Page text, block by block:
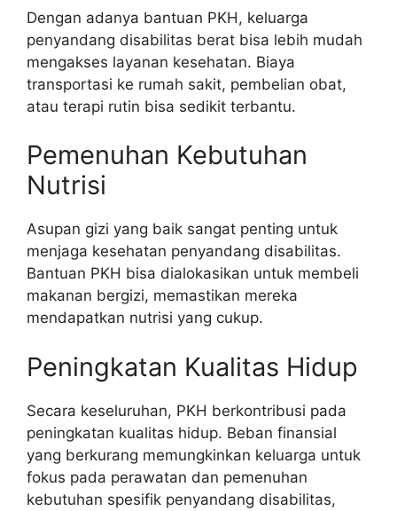
Dengan adanya bantuan PKH, keluarga
penyandang disabilitas berat bisa lebih mudah
mengakses layanan kesehatan. Biaya
transportasi ke rumah sakit, pembelian obat,
atau terapi rutin bisa sedikit terbantu.
Pemenuhan Kebutuhan
Nutrisi
Asupan gizi yang baik sangat penting untuk
menjaga kesehatan penyandang disabilitas.
Bantuan PKH bisa dialokasikan untuk membeli
makanan bergizi, memastikan mereka
mendapatkan nutrisi yang cukup.
Peningkatan Kualitas Hidup
Secara keseluruhan, PKH berkontribusi pada
peningkatan kualitas hidup. Beban finansial
yang berkurang memungkinkan keluarga untuk
fokus pada perawatan dan pemenuhan
kebutuhan spesifik penyandang disabilitas,